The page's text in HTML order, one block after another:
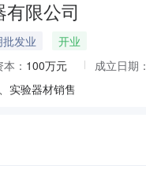
限公司
发业
开业
： 100万元 成立日期：
实验器材销售